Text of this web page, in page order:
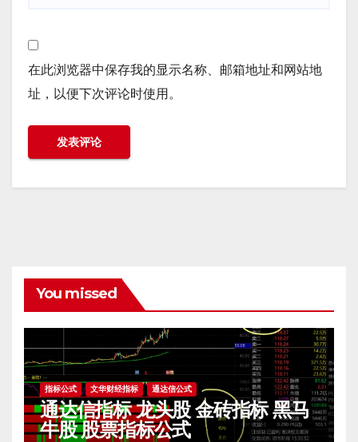
在此浏览器中保存我的显示名称、邮箱地址和网站地
址，以便下次评论时使用。
You missed
指标公式 文华财经指标 通达信公式
通达信指标 龙头股 金砖指标 黑马
牛股 股票指标公式